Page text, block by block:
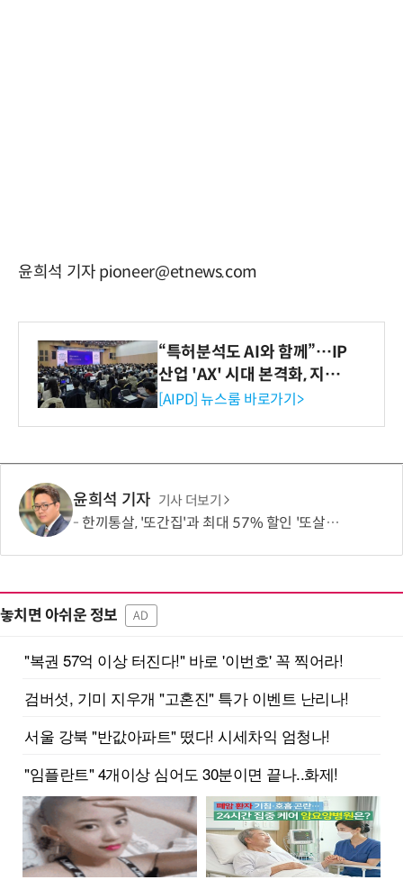
윤희석 기자 pioneer@etnews.com
“특허분석도 AI와 함께”…IP
산업 'AX' 시대 본격화, 지식
재산처 1호 AI IP데이터분석
[AIPD] 뉴스룸 바로가기>
윤희석 기자 기사 더보기
한끼통살, '또간집'과 최대 57% 할인 '또살집' 프로모션
놓치면 아쉬운 정보 AD